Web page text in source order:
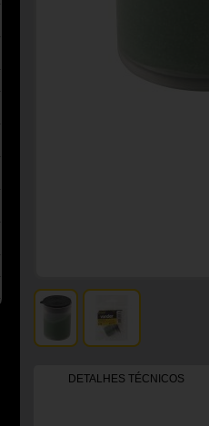
DETALHES TÉCNICOS